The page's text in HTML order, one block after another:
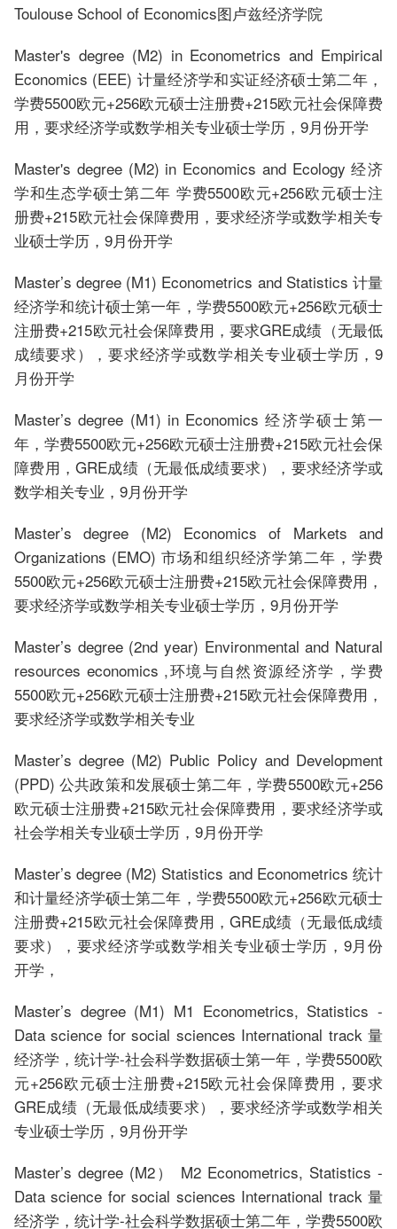
Toulouse School of Economics图卢兹经济学院
Master's degree (M2) in Econometrics and Empirical
Economics (EEE) 计量经济学和实证经济硕士第二年，
学费5500欧元+256欧元硕士注册费+215欧元社会保障费
用，要求经济学或数学相关专业硕士学历，9月份开学
Master's degree (M2) in Economics and Ecology 经济
学和生态学硕士第二年 学费5500欧元+256欧元硕士注
册费+215欧元社会保障费用，要求经济学或数学相关专
业硕士学历，9月份开学
Master’s degree (M1) Econometrics and Statistics 计量
经济学和统计硕士第一年，学费5500欧元+256欧元硕士
注册费+215欧元社会保障费用，要求GRE成绩（无最低
成绩要求），要求经济学或数学相关专业硕士学历，9
月份开学
Master’s degree (M1) in Economics 经济学硕士第一
年，学费5500欧元+256欧元硕士注册费+215欧元社会保
障费用，GRE成绩（无最低成绩要求），要求经济学或
数学相关专业，9月份开学
Master’s degree (M2) Economics of Markets and
Organizations (EMO) 市场和组织经济学第二年，学费
5500欧元+256欧元硕士注册费+215欧元社会保障费用，
要求经济学或数学相关专业硕士学历，9月份开学
Master’s degree (2nd year) Environmental and Natural
resources economics ,环境与自然资源经济学，学费
5500欧元+256欧元硕士注册费+215欧元社会保障费用，
要求经济学或数学相关专业
Master’s degree (M2) Public Policy and Development
(PPD) 公共政策和发展硕士第二年，学费5500欧元+256
欧元硕士注册费+215欧元社会保障费用，要求经济学或
社会学相关专业硕士学历，9月份开学
Master’s degree (M2) Statistics and Econometrics 统计
和计量经济学硕士第二年，学费5500欧元+256欧元硕士
注册费+215欧元社会保障费用，GRE成绩（无最低成绩
要求），要求经济学或数学相关专业硕士学历，9月份
开学，
Master’s degree (M1) M1 Econometrics, Statistics -
Data science for social sciences International track 量
经济学，统计学-社会科学数据硕士第一年，学费5500欧
元+256欧元硕士注册费+215欧元社会保障费用，要求
GRE成绩（无最低成绩要求），要求经济学或数学相关
专业硕士学历，9月份开学
Master’s degree (M2） M2 Econometrics, Statistics -
Data science for social sciences International track 量
经济学，统计学-社会科学数据硕士第二年，学费5500欧